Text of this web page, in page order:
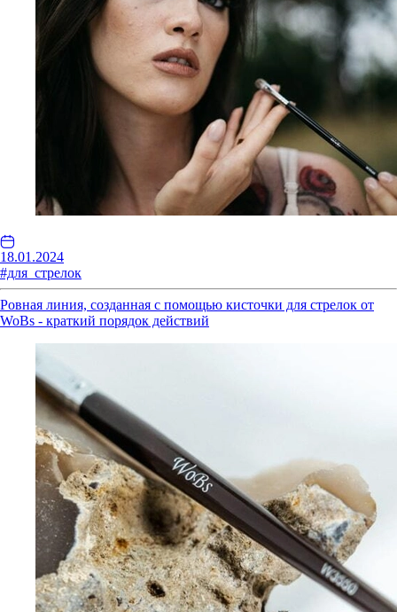
18.01.2024
#для_стрелок
Ровная линия, созданная с помощью кисточки для стрелок от
WoBs - краткий порядок действий